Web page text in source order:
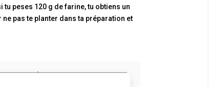
tu peses 120 g de farine, tu obtiens un
pas te planter dans ta préparation et